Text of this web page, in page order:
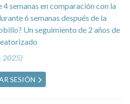
semanas en comparación con la
6 semanas después de la
Un seguimiento de 2 años de
2025)
SESIÓN